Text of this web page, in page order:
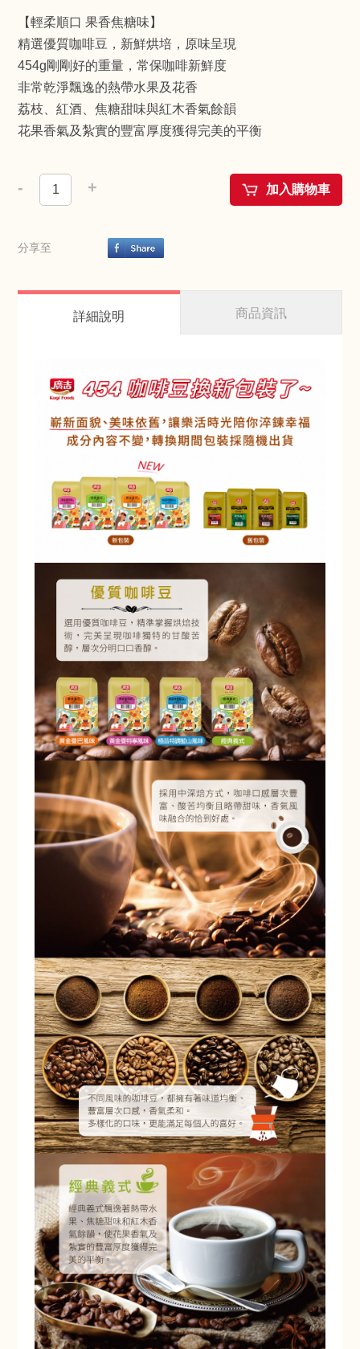
【輕柔順口 果香焦糖味】
精選優質咖啡豆，新鮮烘培，原味呈現
454g剛剛好的重量，常保咖啡新鮮度
非常乾淨飄逸的熱帶水果及花香
荔枝、紅酒、焦糖甜味與紅木香氣餘韻
花果香氣及紮實的豐富厚度獲得完美的平衡
- + 加入購物車
分享至
詳細說明 商品資訊